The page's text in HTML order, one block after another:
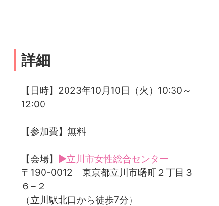
詳細
【日時】2023年10月10日（火）10:30～
12:00
【参加費】無料
【会場】 ▶立川市女性総合センター
〒190-0012 東京都立川市曙町２丁目３
６−２
（立川駅北口から徒歩7分）